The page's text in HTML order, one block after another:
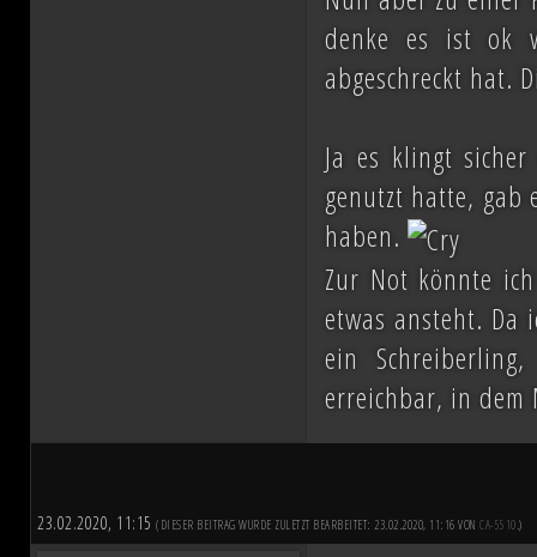
denke es ist ok
abgeschreckt hat.
Ja es klingt
genutzt hatte, gab
haben.
Zur Not könnte
etwas ansteht. Da
ein
erreichbar, in
23.02.2020, 11:15 (DIESER BEITRAG WURDE ZULETZT BEARBEITET: 23.02.2020, 11:16 VON CA-5510.)